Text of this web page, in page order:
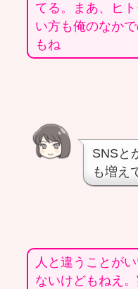
てる。まあ、ヒ
い方も俺のなか
もね
SNSと
も増え
人と違うことが
ないけどもねえ